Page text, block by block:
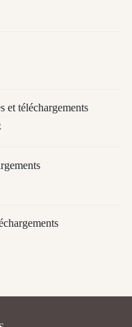
et téléchargements